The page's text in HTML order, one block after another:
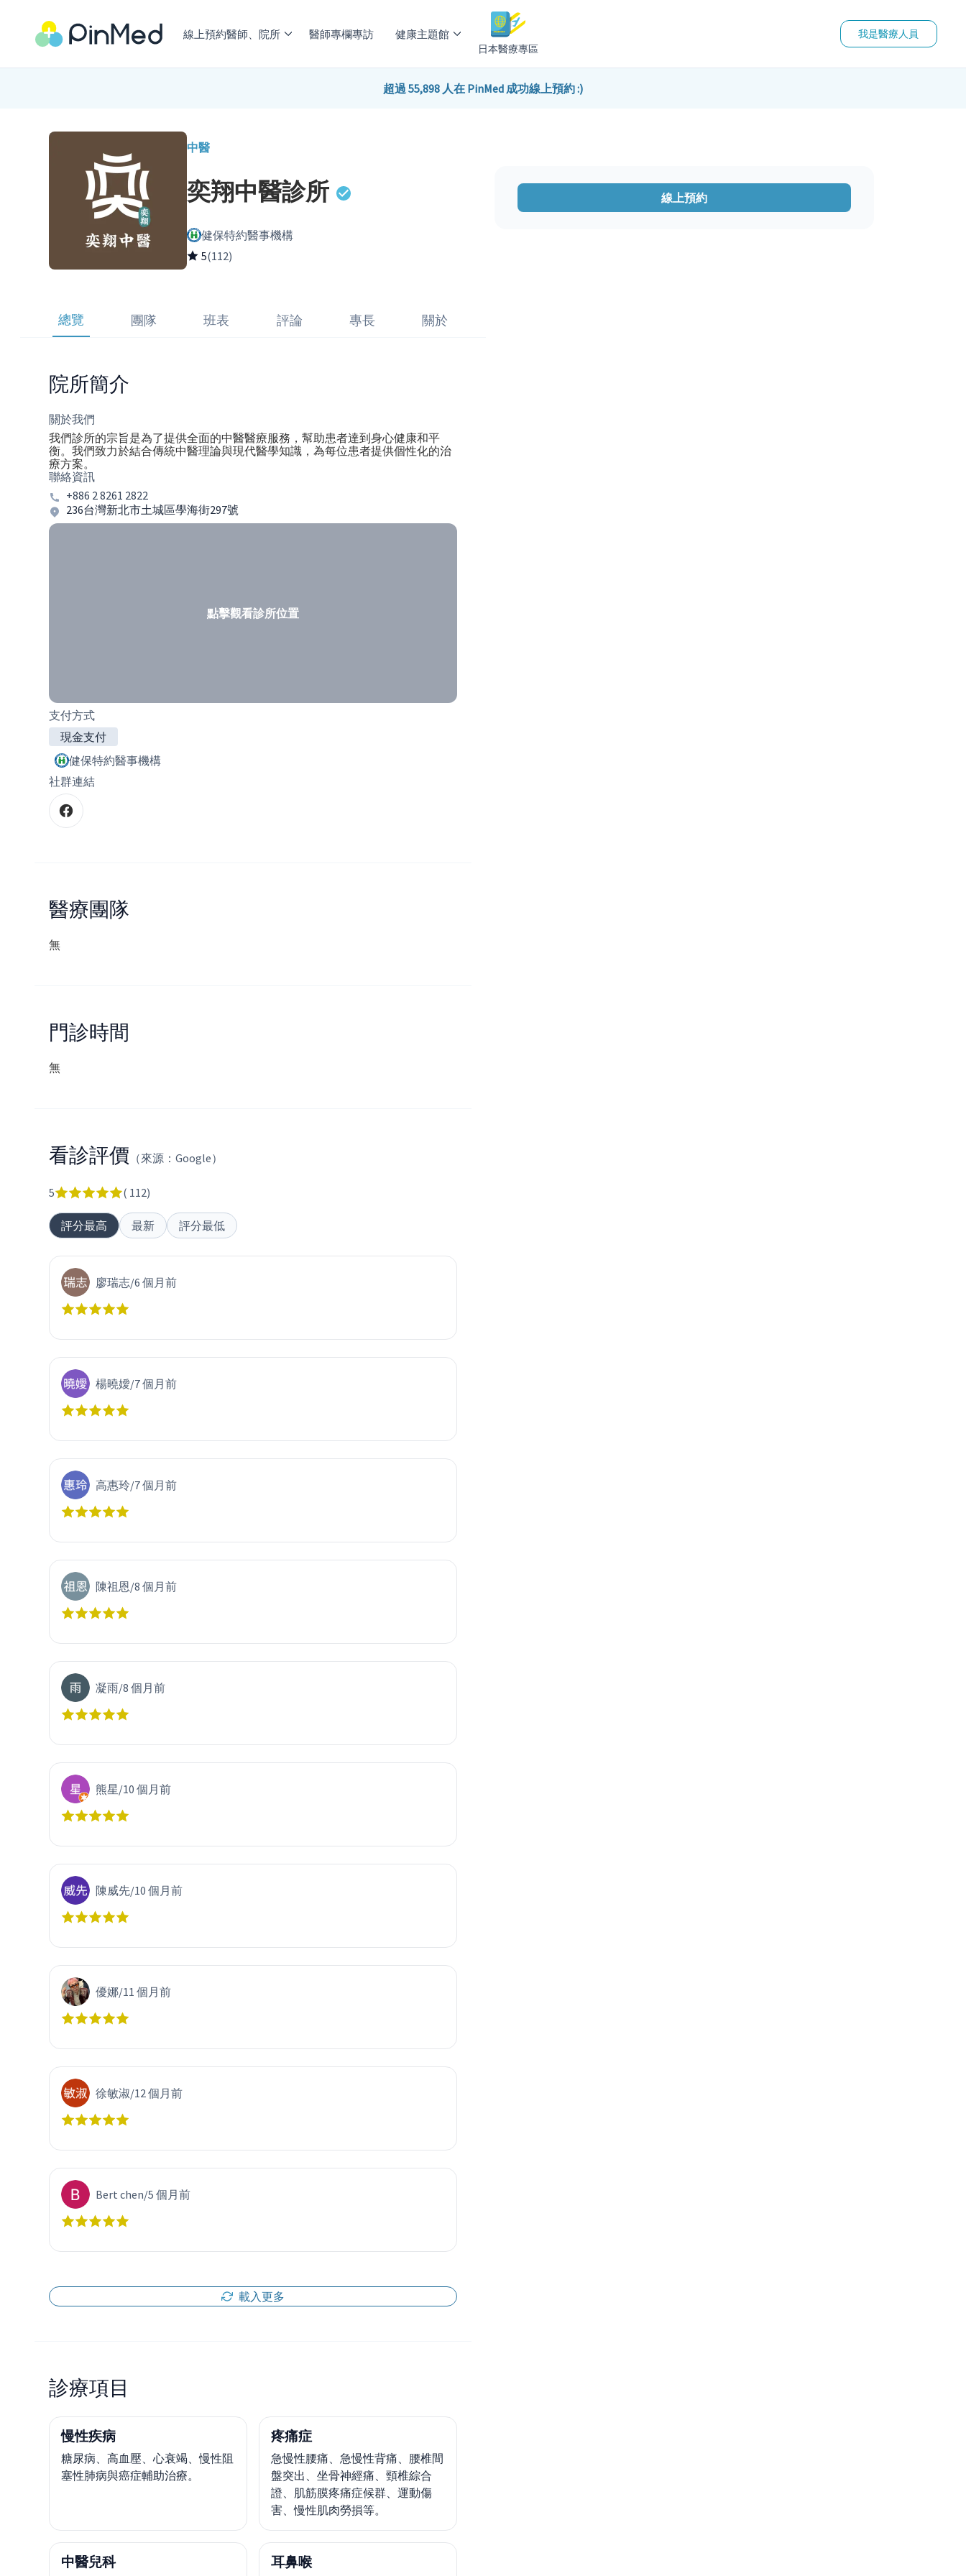
線上預約醫師、院所 醫師專欄專訪 健康主題館
日本醫療專區
我是醫療人員
超過 55,898 人在 PinMed 成功線上預約 :)
中醫
奕翔中醫診所
健保特約醫事機構
5(112)
總覽 團隊 班表 評論 專長 關於
院所簡介
關於我們
我們診所的宗旨是為了提供全面的中醫醫療服務，幫助患者達到身心健康和平
衡。我們致力於結合傳統中醫理論與現代醫學知識，為每位患者提供個性化的治
療方案。
聯絡資訊
+886 2 8261 2822
236台灣新北市土城區學海街297號
點擊觀看診所位置
支付方式
現金支付
健保特約醫事機構
社群連結
醫療團隊
無
門診時間
無
看診評價 （來源：Google）
5 ( 112)
評分最高 最新 評分最低
廖瑞志/6 個月前
楊曉嬡/7 個月前
高惠玲/7 個月前
陳祖恩/8 個月前
凝雨/8 個月前
熊星/10 個月前
陳威先/10 個月前
優娜/11 個月前
徐敏淑/12 個月前
Bert chen/5 個月前
載入更多
診療項目
慢性疾病
糖尿病、高血壓、心衰竭、慢性阻
塞性肺病與癌症輔助治療。
疼痛症
急慢性腰痛、急慢性背痛、腰椎間
盤突出、坐骨神經痛、頸椎綜合
證、肌筋膜疼痛症候群、運動傷
害、慢性肌肉勞損等。
中醫兒科 耳鼻喉
線上預約